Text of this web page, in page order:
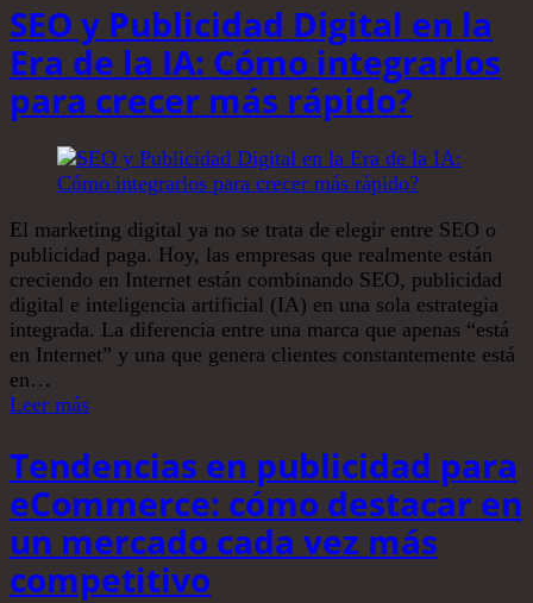
SEO y Publicidad Digital en la
Era de la IA: Cómo integrarlos
para crecer más rápido?
El marketing digital ya no se trata de elegir entre SEO o
publicidad paga. Hoy, las empresas que realmente están
creciendo en Internet están combinando SEO, publicidad
digital e inteligencia artificial (IA) en una sola estrategia
integrada. La diferencia entre una marca que apenas “está
en Internet” y una que genera clientes constantemente está
en…
Leer más
Tendencias en publicidad para
eCommerce: cómo destacar en
un mercado cada vez más
competitivo